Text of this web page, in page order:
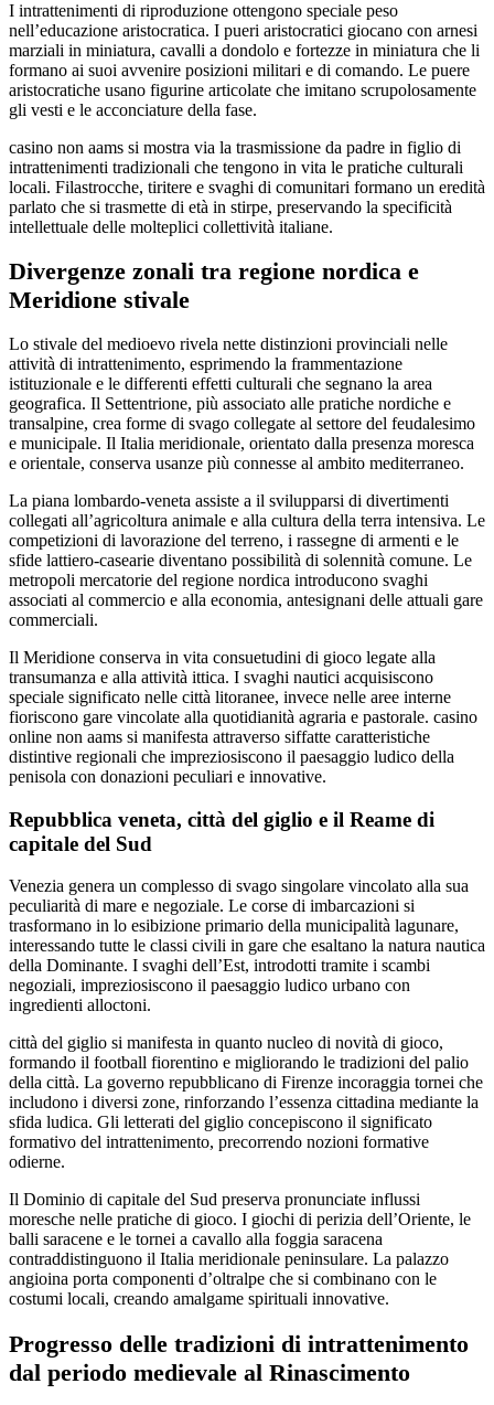
I intrattenimenti di riproduzione ottengono speciale peso
nell’educazione aristocratica. I pueri aristocratici giocano con arnesi
marziali in miniatura, cavalli a dondolo e fortezze in miniatura che li
formano ai suoi avvenire posizioni militari e di comando. Le puere
aristocratiche usano figurine articolate che imitano scrupolosamente
gli vesti e le acconciature della fase.
casino non aams si mostra via la trasmissione da padre in figlio di
intrattenimenti tradizionali che tengono in vita le pratiche culturali
locali. Filastrocche, tiritere e svaghi di comunitari formano un eredità
parlato che si trasmette di età in stirpe, preservando la specificità
intellettuale delle molteplici collettività italiane.
Divergenze zonali tra regione nordica e
Meridione stivale
Lo stivale del medioevo rivela nette distinzioni provinciali nelle
attività di intrattenimento, esprimendo la frammentazione
istituzionale e le differenti effetti culturali che segnano la area
geografica. Il Settentrione, più associato alle pratiche nordiche e
transalpine, crea forme di svago collegate al settore del feudalesimo
e municipale. Il Italia meridionale, orientato dalla presenza moresca
e orientale, conserva usanze più connesse al ambito mediterraneo.
La piana lombardo-veneta assiste a il svilupparsi di divertimenti
collegati all’agricoltura animale e alla cultura della terra intensiva. Le
competizioni di lavorazione del terreno, i rassegne di armenti e le
sfide lattiero-casearie diventano possibilità di solennità comune. Le
metropoli mercatorie del regione nordica introducono svaghi
associati al commercio e alla economia, antesignani delle attuali gare
commerciali.
Il Meridione conserva in vita consuetudini di gioco legate alla
transumanza e alla attività ittica. I svaghi nautici acquisiscono
speciale significato nelle città litoranee, invece nelle aree interne
fioriscono gare vincolate alla quotidianità agraria e pastorale. casino
online non aams si manifesta attraverso siffatte caratteristiche
distintive regionali che impreziosiscono il paesaggio ludico della
penisola con donazioni peculiari e innovative.
Repubblica veneta, città del giglio e il Reame di
capitale del Sud
Venezia genera un complesso di svago singolare vincolato alla sua
peculiarità di mare e negoziale. Le corse di imbarcazioni si
trasformano in lo esibizione primario della municipalità lagunare,
interessando tutte le classi civili in gare che esaltano la natura nautica
della Dominante. I svaghi dell’Est, introdotti tramite i scambi
negoziali, impreziosiscono il paesaggio ludico urbano con
ingredienti alloctoni.
città del giglio si manifesta in quanto nucleo di novità di gioco,
formando il football fiorentino e migliorando le tradizioni del palio
della città. La governo repubblicano di Firenze incoraggia tornei che
includono i diversi zone, rinforzando l’essenza cittadina mediante la
sfida ludica. Gli letterati del giglio concepiscono il significato
formativo del intrattenimento, precorrendo nozioni formative
odierne.
Il Dominio di capitale del Sud preserva pronunciate influssi
moresche nelle pratiche di gioco. I giochi di perizia dell’Oriente, le
balli saracene e le tornei a cavallo alla foggia saracena
contraddistinguono il Italia meridionale peninsulare. La palazzo
angioina porta componenti d’oltralpe che si combinano con le
costumi locali, creando amalgame spirituali innovative.
Progresso delle tradizioni di intrattenimento
dal periodo medievale al Rinascimento